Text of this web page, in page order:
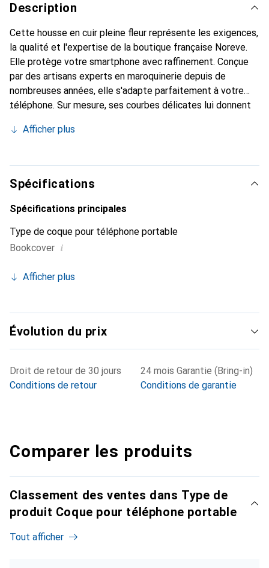
Description
Cette housse en cuir pleine fleur représente les exigences,
la qualité et l'expertise de la boutique française Noreve.
Elle protège votre smartphone avec raffinement. Conçue
par des artisans experts en maroquinerie depuis de
nombreuses années, elle s'adapte parfaitement à votre
téléphone. Sur mesure, ses courbes délicates lui donnent
chic et essentiel de votre smartphone. Reconnaître
marque Noreve est un choix sûr pour une clientèle
exigeante.
Afficher plus
Spécifications
Spécifications principales
Type de coque pour téléphone portable
Bookcover i
Afficher plus
Évolution du prix
Droit de retour de 30 jours
Conditions de retour
24 mois Garantie (Bring-in)
Conditions de garantie
Comparer les produits
Classement des ventes dans Type de
produit Coque pour téléphone portable
Tout afficher